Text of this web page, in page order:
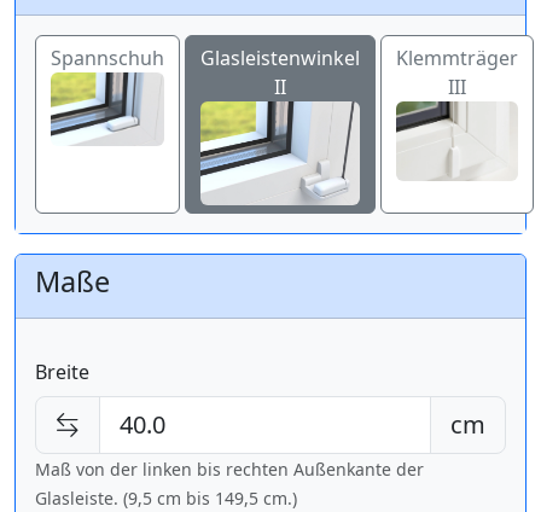
Spannschuh
Glasleistenwinkel
II
Klemmträger
III
Maße
Breite
cm
Maß von der linken bis rechten Außenkante der
Glasleiste. (9,5 cm bis 149,5 cm.)